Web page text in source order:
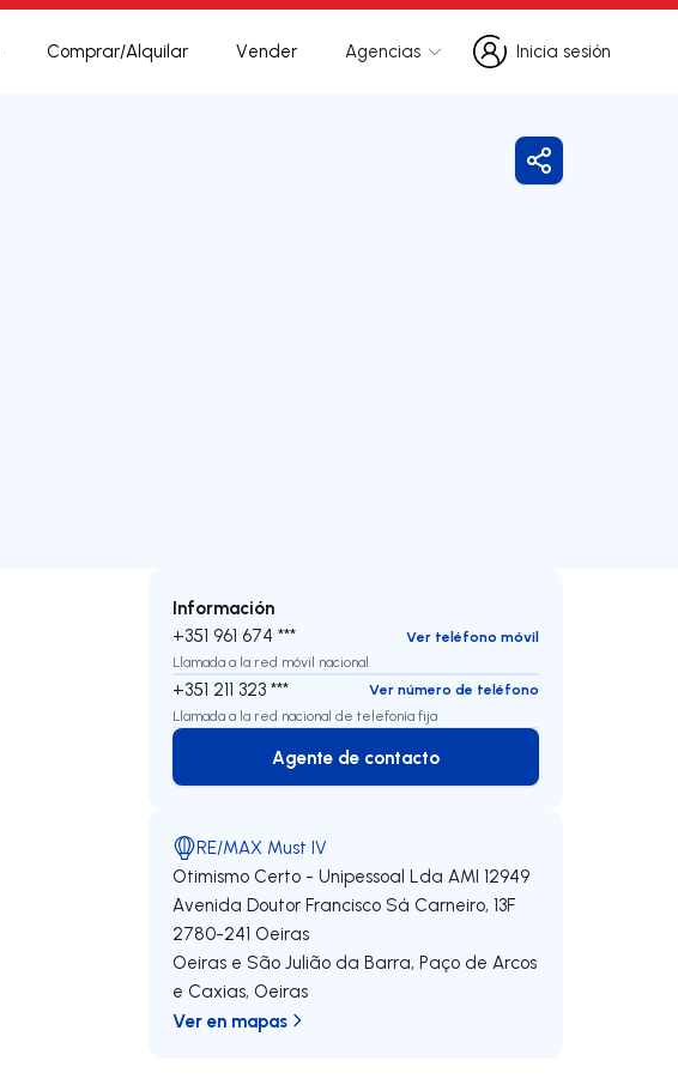
Comprar/Alquilar Vender Agencias
Inicia sesión
Inicia sesión
Compartir
Información
+351 961 674 ***
Ver teléfono móvil
Llamada a la red móvil nacional
+351 211 323 ***
Ver número de teléfono
Llamada a la red nacional de telefonía fija
Agente de contacto
Agente de contacto
RE/MAX Must IV
Otimismo Certo - Unipessoal Lda AMI 12949
Avenida Doutor Francisco Sá Carneiro, 13F
2780-241 Oeiras
Oeiras e São Julião da Barra, Paço de Arcos
e Caxias, Oeiras
Ver en mapas